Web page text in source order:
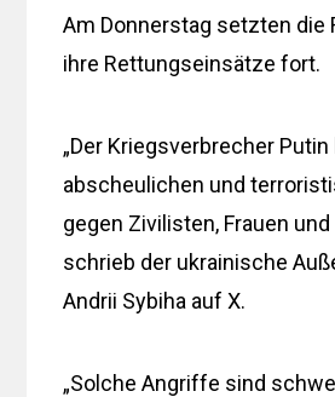
Am Donnerstag setzten die
ihre Rettungseinsätze fort.
„Der Kriegsverbrecher
abscheulichen und
gegen Zivilisten, Frauen
schrieb der ukrainische
Andrii Sybiha auf X.
„Solche Angriffe sind